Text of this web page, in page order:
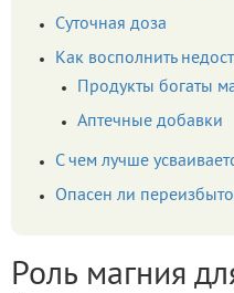
Суточная доза
Как восполнить
Продукты богаты
Аптечные добавки
С чем лучше
Опасен ли
Роль магния